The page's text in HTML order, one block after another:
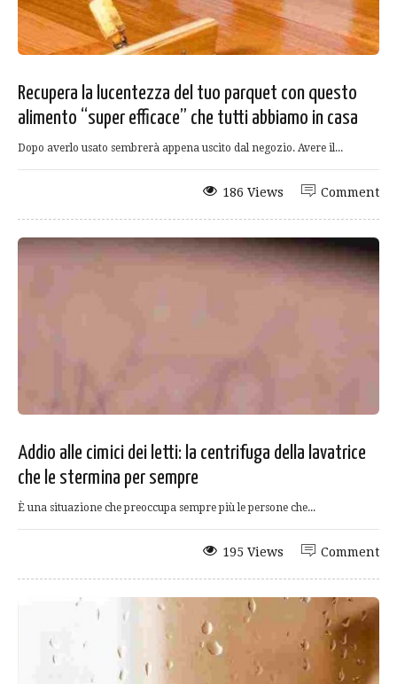
Recupera la lucentezza del tuo parquet con questo
alimento “super efficace” che tutti abbiamo in casa
Dopo averlo usato sembrerà appena uscito dal negozio. Avere il...
Comment
186 Views
Addio alle cimici dei letti: la centrifuga della lavatrice
che le stermina per sempre
È una situazione che preoccupa sempre più le persone che...
Comment
195 Views